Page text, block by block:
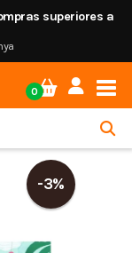
superiores a
0
-3%